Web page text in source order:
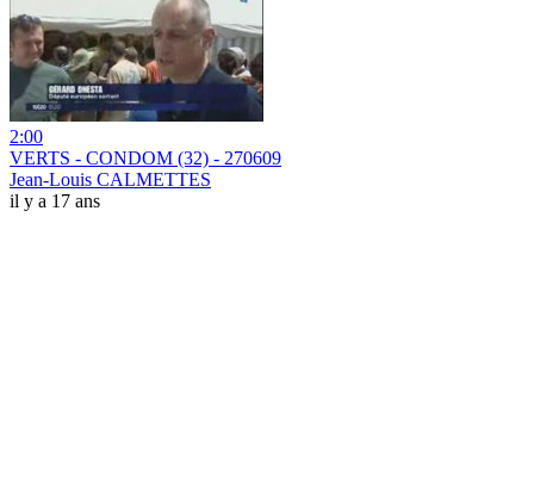
2:00
VERTS - CONDOM (32) - 270609
Jean-Louis CALMETTES
il y a 17 ans